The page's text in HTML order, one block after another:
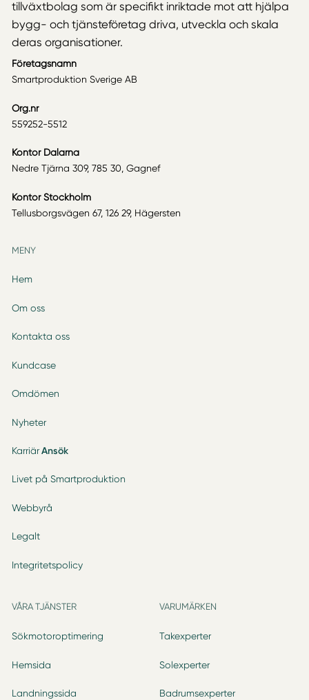
tillväxtbolag som är specifikt inriktade mot att hjälpa
bygg- och tjänsteföretag driva, utveckla och skala
deras organisationer.
Företagsnamn
Smartproduktion Sverige AB
Org.nr
559252-5512
Kontor Dalarna
Nedre Tjärna 309, 785 30, Gagnef
Kontor Stockholm
Tellusborgsvägen 67, 126 29, Hägersten
MENY
Hem
Om oss
Kontakta oss
Kundcase
Omdömen
Nyheter
Karriär Ansök
Livet på Smartproduktion
Webbyrå
Legalt
Integritetspolicy
VÅRA TJÄNSTER
Sökmotoroptimering
Hemsida
Landningssida
VARUMÄRKEN
Takexperter
Solexperter
Badrumsexperter